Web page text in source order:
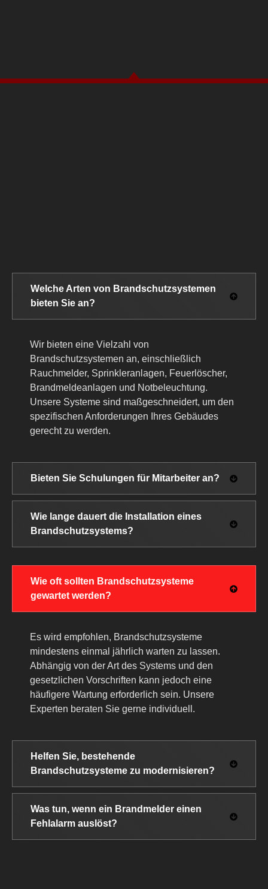
Welche Arten von Brandschutzsystemen
bieten Sie an?
Wir bieten eine Vielzahl von
Brandschutzsystemen an, einschließlich
Rauchmelder, Sprinkleranlagen, Feuerlöscher,
Brandmeldeanlagen und Notbeleuchtung.
Unsere Systeme sind maßgeschneidert, um den
spezifischen Anforderungen Ihres Gebäudes
gerecht zu werden.
Bieten Sie Schulungen für Mitarbeiter an?
Wie lange dauert die Installation eines
Brandschutzsystems?
Wie oft sollten Brandschutzsysteme
gewartet werden?
Es wird empfohlen, Brandschutzsysteme
mindestens einmal jährlich warten zu lassen.
Abhängig von der Art des Systems und den
gesetzlichen Vorschriften kann jedoch eine
häufigere Wartung erforderlich sein. Unsere
Experten beraten Sie gerne individuell.
Helfen Sie, bestehende
Brandschutzsysteme zu modernisieren?
Was tun, wenn ein Brandmelder einen
Fehlalarm auslöst?